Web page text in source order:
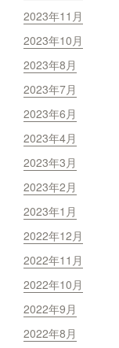
2023年11月
2023年10月
2023年8月
2023年7月
2023年6月
2023年4月
2023年3月
2023年2月
2023年1月
2022年12月
2022年11月
2022年10月
2022年9月
2022年8月